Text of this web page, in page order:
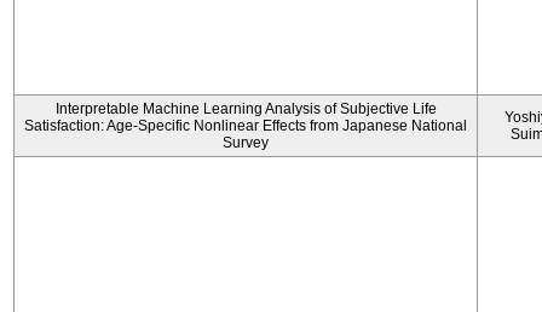
Interpretable Machine Learning Analysis of Subjective Life
Satisfaction: Age-Specific Nonlinear Effects from Japanese National
Survey